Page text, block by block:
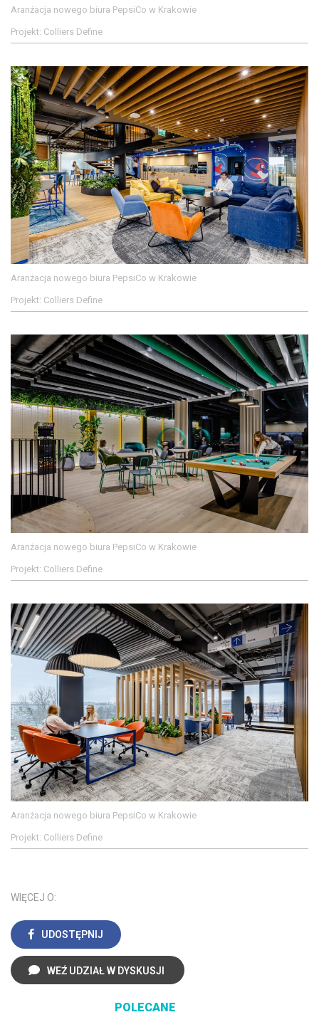
Aranżacja nowego biura PepsiCo w Krakowie
Projekt: Colliers Define
Aranżacja nowego biura PepsiCo w Krakowie
Projekt: Colliers Define
Aranżacja nowego biura PepsiCo w Krakowie
Projekt: Colliers Define
Aranżacja nowego biura PepsiCo w Krakowie
Projekt: Colliers Define
WIĘCEJ O:
UDOSTĘPNIJ
WEŹ UDZIAŁ W DYSKUSJI
POLECANE